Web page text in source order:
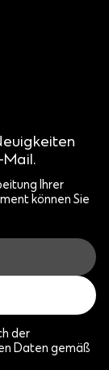
Mail.
Ihrer
können Sie
der
Daten gemäß